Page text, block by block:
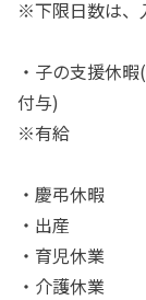
※下限日数は、
・子の支援休
付与)
※有給
・慶弔休暇
・出産
・育児休業
・介護休業